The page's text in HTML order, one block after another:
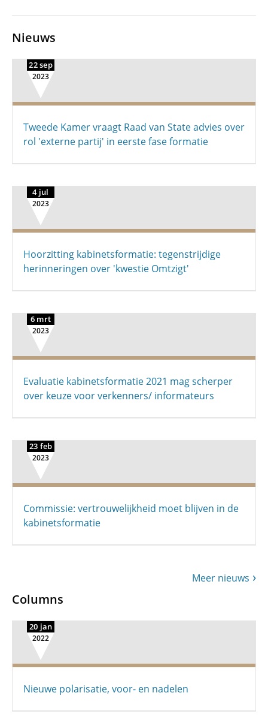
Nieuws
22 sep
2023
Tweede Kamer vraagt Raad van State advies over
rol 'externe partij' in eerste fase formatie
4 jul
2023
Hoorzitting kabinetsformatie: tegenstrijdige
herinneringen over 'kwestie Omtzigt'
6 mrt
2023
Evaluatie kabinetsformatie 2021 mag scherper
over keuze voor verkenners/ informateurs
23 feb
2023
Commissie: vertrouwelijkheid moet blijven in de
kabinetsformatie
Meer nieuws
Columns
20 jan
2022
Nieuwe polarisatie, voor- en nadelen